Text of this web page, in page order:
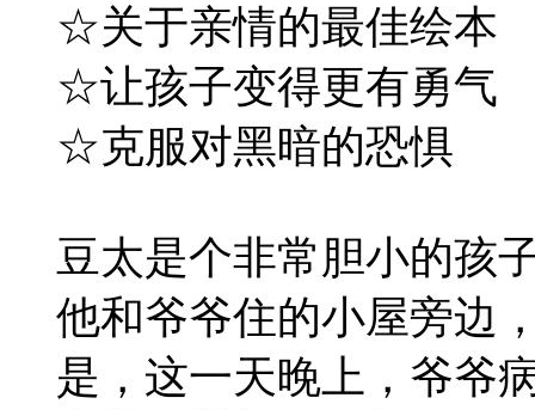
☆关于亲情的最佳绘本
☆让孩子变得更有勇气
☆克服对黑暗的恐惧
豆太是个非常胆小的孩
他和爷爷住的小屋旁边
是，这一天晚上，爷爷